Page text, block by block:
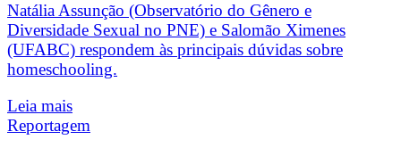
Natália Assunção (Observatório do Gênero e
Diversidade Sexual no PNE) e Salomão Ximenes
(UFABC) respondem às principais dúvidas sobre
homeschooling.
Leia mais
Reportagem